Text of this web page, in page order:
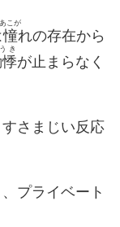
憧
あこが
れの存在から
き
が止まらなく
さまじい反応
プライベート